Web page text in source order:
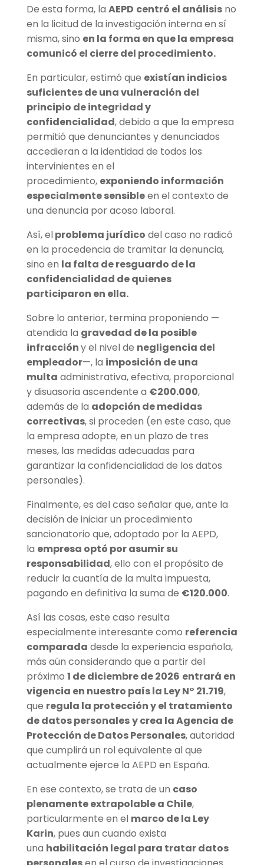
De esta forma, la AEPD centró el análisisno
en la licitud de la investigación interna en sí
misma, sino en la forma en que la empresa
comunicó el cierre del procedimiento.
En particular, estimó que existían indicios
suficientes de una vulneración del
principio de integridad y
confidencialidad, debido a que la empresa
permitió que denunciantes y denunciados
accedieran a la identidad de todos los
intervinientes en el
procedimiento, exponiendo información
especialmente sensibleen el contexto de
una denuncia por acoso laboral.
Así, elproblema jurídico del caso no radicó
en la procedencia de tramitar la denuncia,
sino en la falta de resguardo de la
confidencialidad de quienes
participaron en ella.
Sobre lo anterior, termina proponiendo —
atendida la gravedad de la posible
infraccióny el nivel de negligencia del
empleador—, la imposición de una
multa administrativa, efectiva, proporcional
y disuasoria ascendente a €200.000,
además de la adopción de medidas
correctivas, si proceden (en este caso, que
la empresa adopte, en un plazo de tres
meses, las medidas adecuadas para
garantizar la confidencialidad de los datos
personales).
Finalmente, es del caso señalar que, ante la
decisión de iniciar un procedimiento
sancionatorio que, adoptado por la AEPD,
la empresa optó por asumir su
responsabilidad, ello con el propósito de
reducir la cuantía de la multa impuesta,
pagando en definitiva la suma de €120.000.
Así las cosas, este caso resulta
especialmente interesante como referencia
comparada desde la experiencia española,
más aún considerando que a partir del
próximo 1 de diciembre de 2026 entrará en
vigencia en nuestro país la Ley N° 21.719,
que regula la protección y el tratamiento
de datos personalesy crea la Agencia de
Protección de Datos Personales, autoridad
que cumplirá un rol equivalente al que
actualmente ejerce la AEPD en España.
En ese contexto, se trata de un caso
plenamente extrapolable a Chile,
particularmente en el marco de la Ley
Karin, pues aun cuando exista
una habilitación legal para tratar datos